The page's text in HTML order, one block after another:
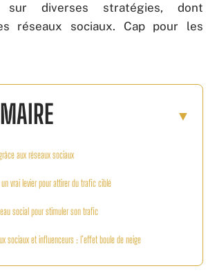
sur diverses stratégies, dont
réseaux sociaux. Cap pour les
aux réseaux sociaux
vrai levier pour attirer du trafic ciblé
social pour stimuler son trafic
sociaux et influenceurs : l’effet boule de neige